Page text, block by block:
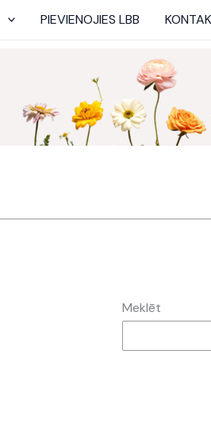
PIEVIENOJIES LBB
Meklēt